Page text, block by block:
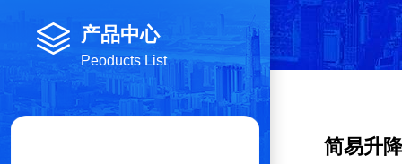
产品中心
Peoducts List
简易升